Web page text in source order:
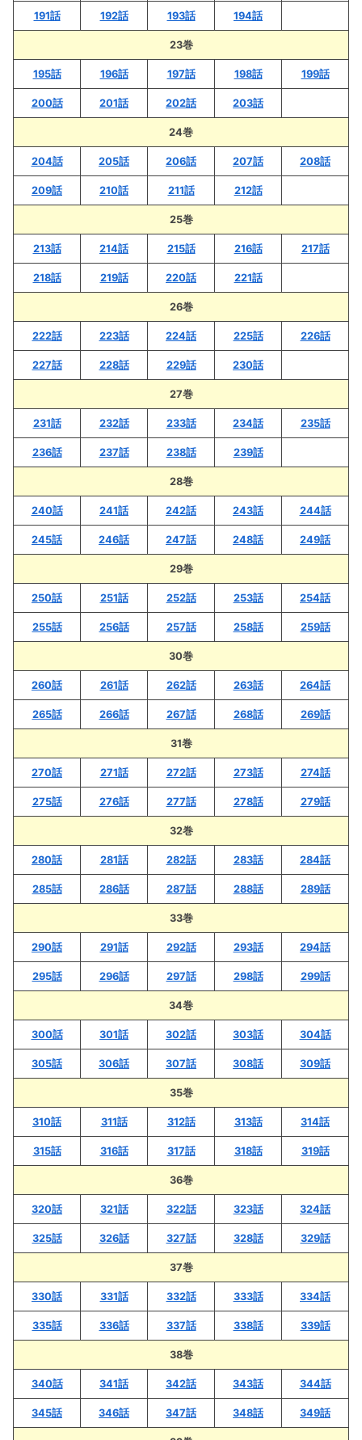
191話 192話 193話 194話
23巻
195話 196話 197話 198話 199話
200話 201話 202話 203話
24巻
204話 205話 206話 207話 208話
209話 210話 211話 212話
25巻
213話 214話 215話 216話 217話
218話 219話 220話 221話
26巻
222話 223話 224話 225話 226話
227話 228話 229話 230話
27巻
231話 232話 233話 234話 235話
236話 237話 238話 239話
28巻
240話 241話 242話 243話 244話
245話 246話 247話 248話 249話
29巻
250話 251話 252話 253話 254話
255話 256話 257話 258話 259話
30巻
260話 261話 262話 263話 264話
265話 266話 267話 268話 269話
31巻
270話 271話 272話 273話 274話
275話 276話 277話 278話 279話
32巻
280話 281話 282話 283話 284話
285話 286話 287話 288話 289話
33巻
290話 291話 292話 293話 294話
295話 296話 297話 298話 299話
34巻
300話 301話 302話 303話 304話
305話 306話 307話 308話 309話
35巻
310話 311話 312話 313話 314話
315話 316話 317話 318話 319話
36巻
320話 321話 322話 323話 324話
325話 326話 327話 328話 329話
37巻
330話 331話 332話 333話 334話
335話 336話 337話 338話 339話
38巻
340話 341話 342話 343話 344話
345話 346話 347話 348話 349話